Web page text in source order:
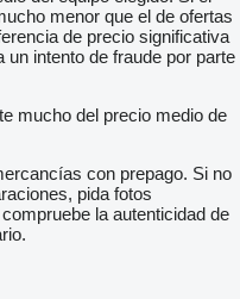
menor que el de ofertas
de precio significativa
intento de fraude por parte
mucho del precio medio de
con prepago. Si no
pida fotos
la autenticidad de